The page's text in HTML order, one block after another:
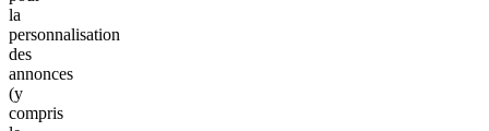
la
personnalisation
des
annonces
(y
compris